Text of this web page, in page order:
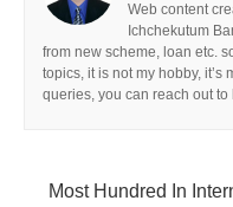
Web content
Ichchekutum
from new scheme, loan etc.
topics, it is not my hobby, it’s
queries, you can reach out
Most Hundred In